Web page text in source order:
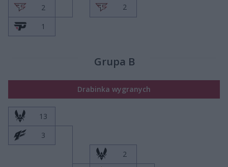
2
2
1
Grupa B
Drabinka wygranych
13
3
2